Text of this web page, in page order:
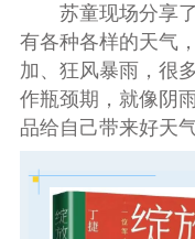
苏童现场分享
有各种各样的天气
加、狂风暴雨，很
作瓶颈期，就像阴
品给自己带来好天